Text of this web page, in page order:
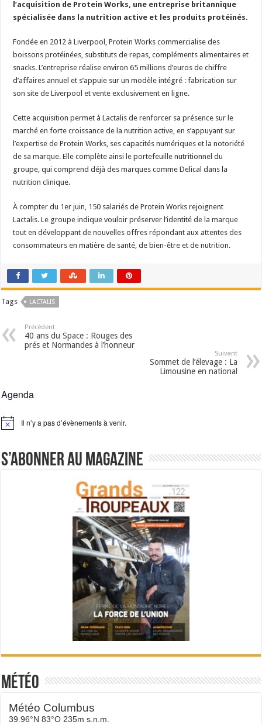
Les canicules freinent la collecte laitière
l’acquisition de Protein Works, une entreprise britannique
spécialisée dans la nutrition active et les produits protéinés.
Fondée en 2012 à Liverpool, Protein Works commercialise des
boissons protéinées, substituts de repas, compléments alimentaires et
snacks. L’entreprise réalise environ 65 millions d’euros de chiffre
d’affaires annuel et s’appuie sur un modèle intégré : fabrication sur
son site de Liverpool et vente exclusivement en ligne.
Cette acquisition permet à Lactalis de renforcer sa présence sur le
marché en forte croissance de la nutrition active, en s’appuyant sur
l’expertise de Protein Works, ses capacités numériques et la notoriété
de sa marque. Elle complète ainsi le portefeuille nutritionnel du
groupe, qui comprend déjà des marques comme Delical dans la
nutrition clinique.
À compter du 1er juin, 150 salariés de Protein Works rejoignent
Lactalis. Le groupe indique vouloir préserver l’identité de la marque
tout en développant de nouvelles offres répondant aux attentes des
consommateurs en matière de santé, de bien-être et de nutrition.
Tags LACTALIS
Précédent
40 ans du Space : Rouges des
prés et Normandes à l’honneur
Suivant
Sommet de l’élevage : La
Limousine en national
Agenda
Notice Il n’y a pas d’évènements à venir.
S’abonner au magazine
Météo